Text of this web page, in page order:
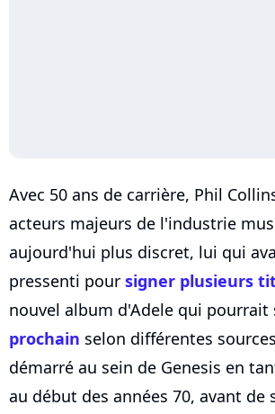
Avec 50 ans de carrière, Phil
acteurs majeurs de l'industrie
aujourd'hui plus discret, lui qui
pressenti pour signer plusieurs
nouvel album d'Adele qui
prochain selon différentes
démarré au sein de Genesis en
au début des années 70, avant de